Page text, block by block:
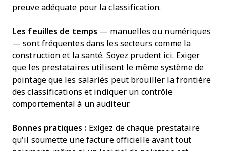
preuve adéquate pour la classification.
Les feuilles de temps — manuelles ou numériques
— sont fréquentes dans les secteurs comme la
construction et la santé. Soyez prudent ici. Exiger
que les prestataires utilisent le même système de
pointage que les salariés peut brouiller la frontière
des classifications et indiquer un contrôle
comportemental à un auditeur.
Bonnes pratiques : Exigez de chaque prestataire
qu’il soumette une facture officielle avant tout